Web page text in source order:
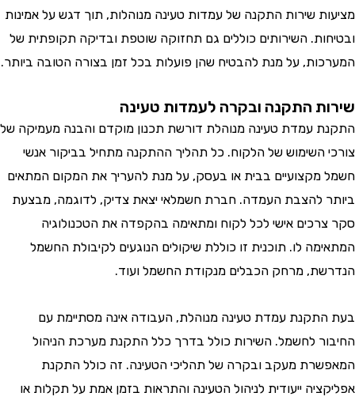
שירות התקנה של עמדות טעינה מנוהלות, תוך דגש על אמינות
השירותים כוללים גם תחזוקה שוטפת ובדיקה תקופתית של
על מנת להבטיח שהן פועלות בכל זמן בצורה הטובה ביותר.
התקנה ובקרה לעמדות טעינה
עמדת טעינה מנוהלת דורשת תכנון מוקדם והבנה מעמיקה של
השימוש של הלקוח. כל תהליך ההתקנה מתחיל בביקור אנשי
בבית או בעסק, על מנת להעריך את המקום המתאים
להצבת העמדה. חברת חשמלאי יצאת צדיק, לדוגמה, מבצעת
אישי לכל לקוח ומתאימה בהקפדה את הטכנולוגיה
לו. תוכנית זו כוללת שיקולים הנוגעים לקיבולת החשמל
מרחק הכבלים מנקודת החשמל ועוד.
עמדת טעינה מנוהלת, העבודה אינה מסתיימת עם
לחשמל. השירות כולל בדרך כלל התקנת מערכת הניהול
מעקב ובקרה של תהליכי הטעינה. זה כולל התקנת
ייעודית לניהול הטעינה והתראות בזמן אמת על תקלות או